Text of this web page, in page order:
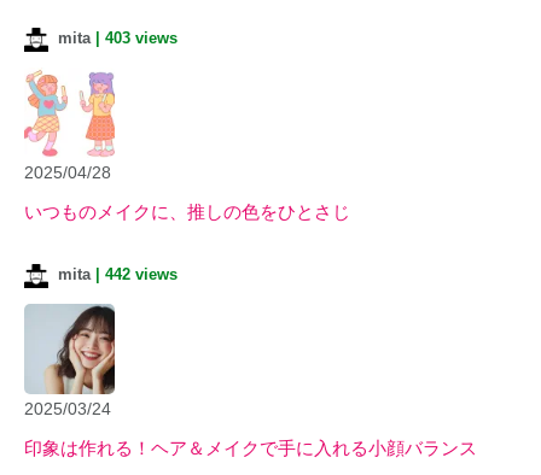
mita| 403 views
2025/04/28
いつものメイクに、推しの色をひとさじ
mita| 442 views
2025/03/24
印象は作れる！ヘア＆メイクで手に入れる小顔バランス